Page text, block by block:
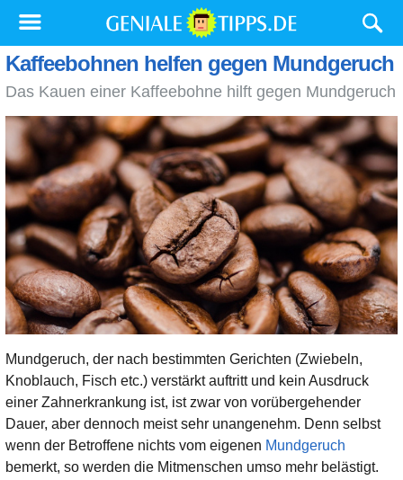
Kaffeebohnen helfen gegen Mundgeruch
Das Kauen einer Kaffeebohne hilft gegen Mundgeruch
Mundgeruch, der nach bestimmten Gerichten (Zwiebeln,
Knoblauch, Fisch etc.) verstärkt auftritt und kein Ausdruck
einer Zahnerkrankung ist, ist zwar von vorübergehender
Dauer, aber dennoch meist sehr unangenehm. Denn selbst
wenn der Betroffene nichts vom eigenen Mundgeruch
bemerkt, so werden die Mitmenschen umso mehr belästigt.